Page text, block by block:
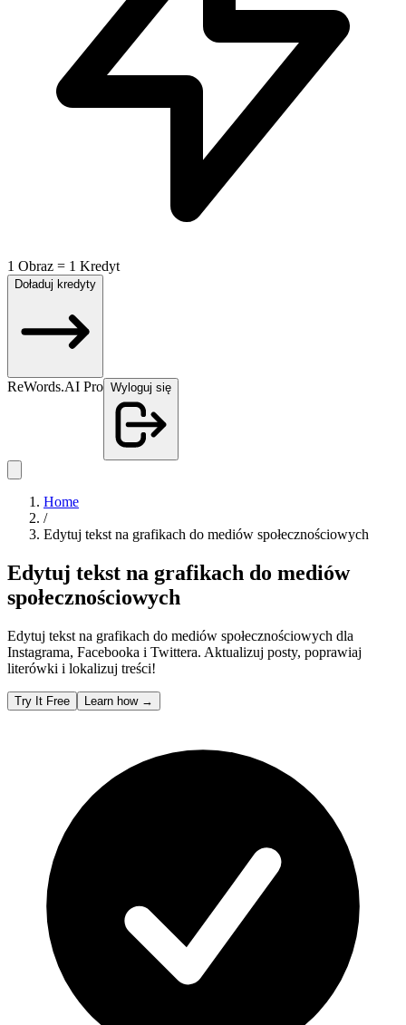
1 Obraz = 1 Kredyt
Doładuj kredyty
ReWords.AI Pro Wyloguj się
Home
/
Edytuj tekst na grafikach do mediów społecznościowych
Edytuj tekst na grafikach do mediów
społecznościowych
Edytuj tekst na grafikach do mediów społecznościowych dla
Instagrama, Facebooka i Twittera. Aktualizuj posty, poprawiaj
literówki i lokalizuj treści!
Try It Free Learn how →